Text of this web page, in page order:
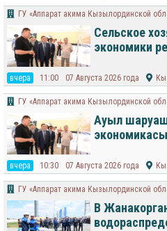
ГУ «Аппарат акима Кызылординской
Сельское
экономики
вчера 11:00 07 Августа 2026 года
ГУ «Аппарат акима Кызылординской
Ауыл
вчера 10:30 07 Августа 2026 года
ГУ «Аппарат акима Кызылординской
В